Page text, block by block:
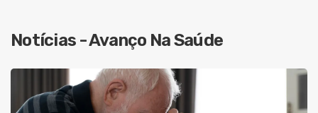
08.Ago.2026 - Por que a celulite volta?
08.Ago.2026 - Bahia fica abaixo das metas do
08.Ago.2026 - Dia Nacional da AME reforça
Notícias - Avanço Na Saúde